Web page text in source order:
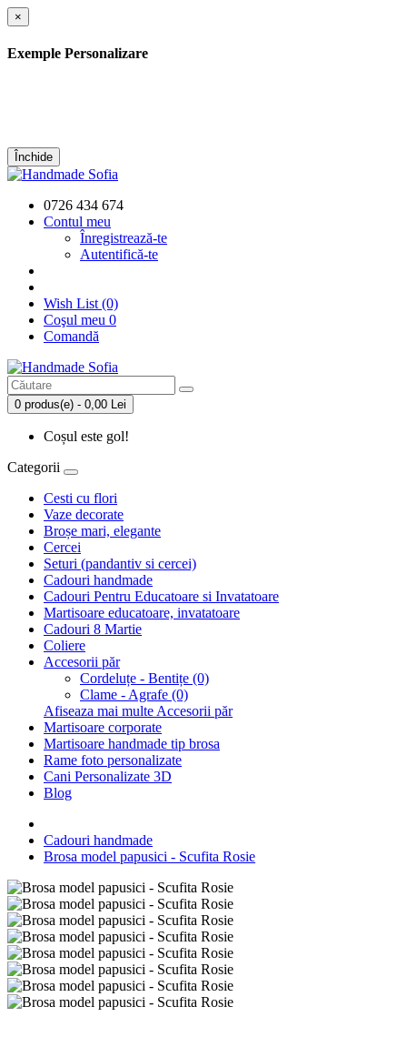
×
Exemple Personalizare
Închide
0726 434 674
Contul meu
Înregistrează-te
Autentifică-te
Wish List (0)
Coşul meu 0
Comandă
0 produs(e) - 0,00 Lei
Coșul este gol!
Categorii
Cesti cu flori
Vaze decorate
Broșe mari, elegante
Cercei
Seturi (pandantiv si cercei)
Cadouri handmade
Cadouri Pentru Educatoare si Invatatoare
Martisoare educatoare, invatatoare
Cadouri 8 Martie
Coliere
Accesorii păr
Cordeluțe - Bentițe (0)
Clame - Agrafe (0)
Afiseaza mai multe Accesorii păr
Martisoare corporate
Martisoare handmade tip brosa
Rame foto personalizate
Cani Personalizate 3D
Blog
Cadouri handmade
Brosa model papusici - Scufita Rosie